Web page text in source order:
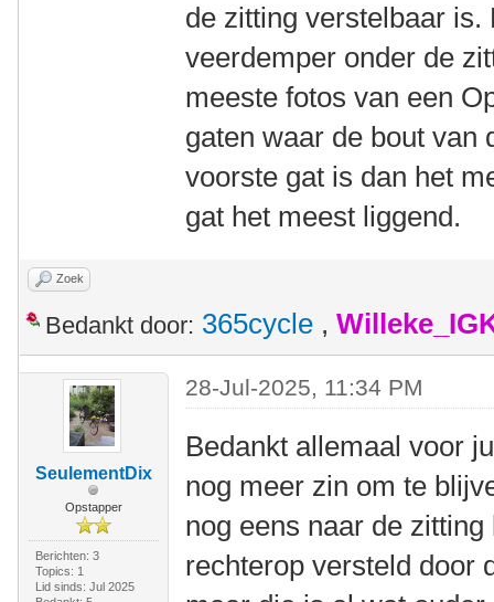
de zitting verstelbaar
veerdemper onder de
meeste fotos van een
gaten waar de bout van
voorste gat is dan het
gat het meest liggend.
Zoek
Bedankt door: 365cycle ,
SeulementDix
Opstapper
Berichten: 3
Topics: 1
Lid sinds: Jul 2025
28-Jul-2025, 11:34 PM
Bedankt allemaal voor
nog meer zin om te
nog eens naar de
rechterop versteld door